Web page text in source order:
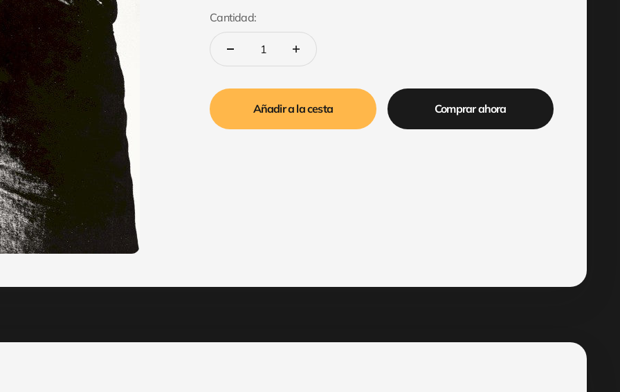
Cantidad:
Añadir a la cesta Comprar ahora